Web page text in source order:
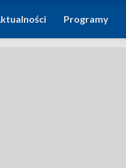
Programy